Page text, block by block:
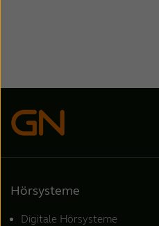
Hörsysteme
Digitale Hörsysteme